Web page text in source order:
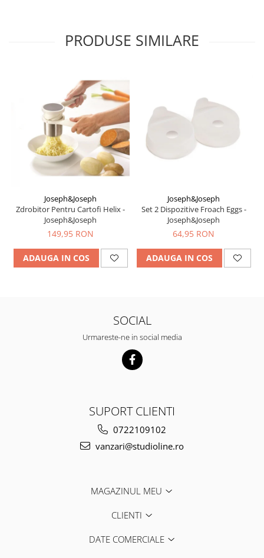
PRODUSE SIMILARE
Joseph&Joseph
Zdrobitor Pentru Cartofi Helix -
Joseph&Joseph
149,95 RON
ADAUGA IN COS
Joseph&Joseph
Set 2 Dispozitive Froach Eggs -
Joseph&Joseph
64,95 RON
ADAUGA IN COS
SOCIAL
Urmareste-ne in social media
SUPORT CLIENTI
0722109102
vanzari@studioline.ro
MAGAZINUL MEU
CLIENTI
DATE COMERCIALE